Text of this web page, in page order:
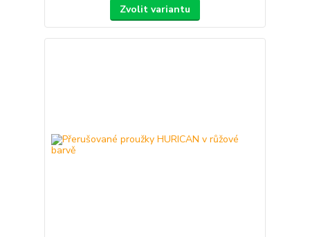
Zvolit variantu